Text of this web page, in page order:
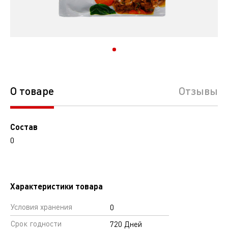
О товаре Отзывы
Состав
0
Характеристики товара
Условия хранения
0
Срок годности
720 Дней